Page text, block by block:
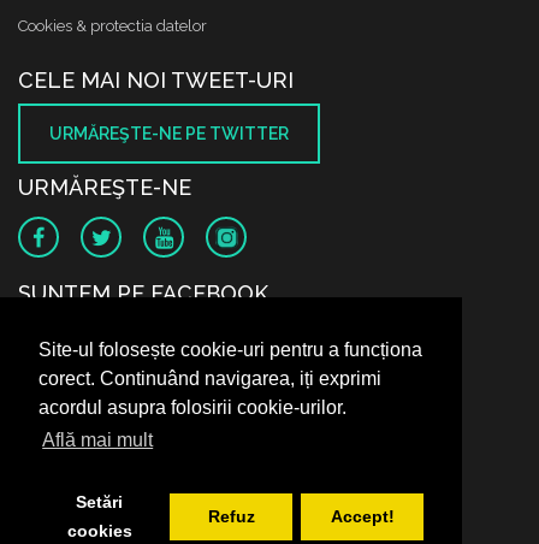
Site-ul folosește cookie-uri pentru a funcționa
corect. Continuând navigarea, iți exprimi
acordul asupra folosirii cookie-urilor.
Află mai mult
Setări
cookies
Refuz Accept!
Cookies & protectia datelor
CELE MAI NOI TWEET-URI
URMĂREŞTE-NE PE TWITTER
URMĂREŞTE-NE
SUNTEM PE FACEBOOK